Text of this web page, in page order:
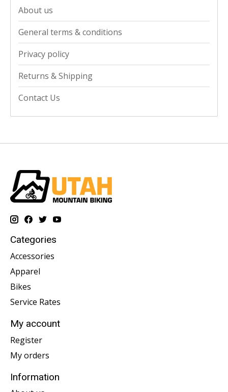
About us
General terms & conditions
Privacy policy
Returns & Shipping
Contact Us
Categories
Accessories
Apparel
Bikes
Service Rates
My account
Register
My orders
Information